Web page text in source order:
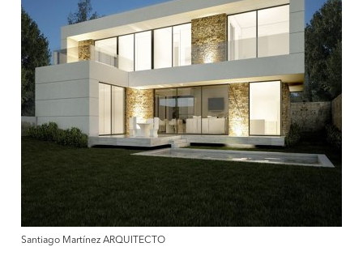
Santiago Martínez ARQUITECTO